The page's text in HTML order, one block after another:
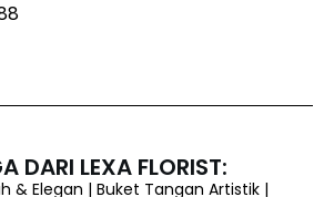
DARI LEXA FLORIST:
& Elegan | Buket Tangan Artistik |